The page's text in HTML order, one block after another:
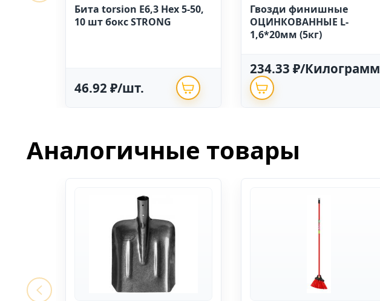
Бита torsion E6,3 Hex 5-50,
10 шт бокс STRONG
46.92 ₽/шт.
Гвозди финишные
ОЦИНКОВАННЫЕ L-
1,6*20мм (5кг)
234.33 ₽/Килограмм
Аналогичные товары